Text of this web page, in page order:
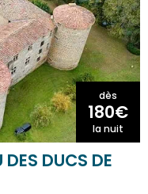
dès
180€
la nuit
DUCS DE